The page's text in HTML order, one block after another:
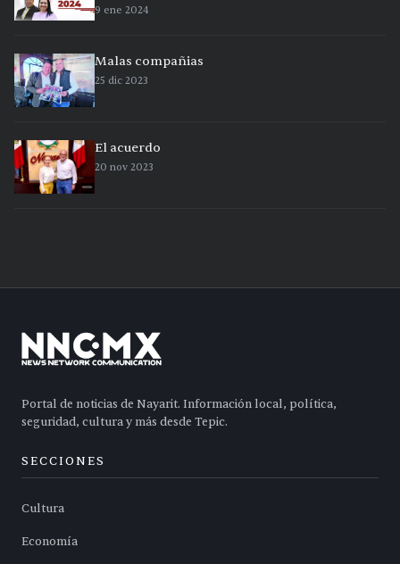
9 ene 2024
Malas compañias
25 dic 2023
El acuerdo
20 nov 2023
Portal de noticias de Nayarit. Información local, política,
seguridad, cultura y más desde Tepic.
SECCIONES
Cultura
Economía